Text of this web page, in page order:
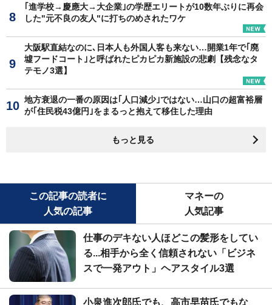
｢進学校→慶應大→大企業｣の学歴エリートが10数年ぶりに再会
した"元不良の友人"に打ちのめされたワケ
大阪駅直結なのに､日本人も外国人客も来ない…開業1年で｢廃
墟フードコート｣と呼ばれたピカピカ新施設の悲劇【残念なタ
テモノ3選】
地方衰退の一番の原因は｢人口減少｣ではない…山口の超富裕層
が｢住民税43億円｣をまるっと抱えて移住した理由
もっと見る
この記事の読者に
人気の記事
マネーの
人気記事
仕事のデキない人ほどこの髪形をしてい
る...相手から全く信頼されない「ビジネ
スで一発アウト」ヘアスタイル3選
小泉進次郎氏でも、高市早苗氏でもな